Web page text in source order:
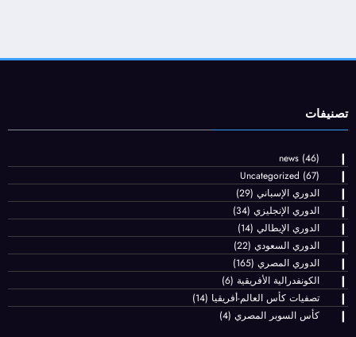
تصنيفات
news (46)
Uncategorized (67)
الدوري الإسباني(29)
الدوري الإنجليزي(34)
الدوري الإيطالي(14)
الدوري السعودي(22)
الدوري المصري(165)
الكونفدرالية الأفريقية(6)
تصفيات كأس العالم-أفريقيا (14)
كأس السوبر المصري(4)